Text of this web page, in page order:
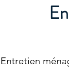
Entretien